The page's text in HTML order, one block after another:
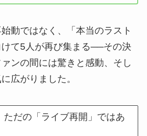
動ではなく、「本当のラスト
て5人が再び集まる──その決
ンの間には驚きと感動、そし
広がりました。
ただの「ライブ再開」ではあ